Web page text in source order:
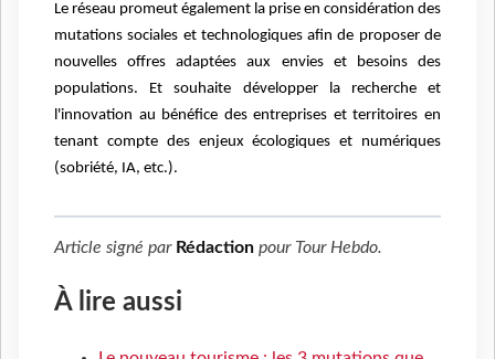
Le réseau promeut également la prise en considération des
mutations sociales et technologiques afin de proposer de
nouvelles offres adaptées aux envies et besoins des
populations. Et souhaite développer la recherche et
l'innovation au bénéfice des entreprises et territoires en
tenant compte des enjeux écologiques et numériques
(sobriété, IA, etc.).
Article signé par Rédaction pour Tour Hebdo.
À lire aussi